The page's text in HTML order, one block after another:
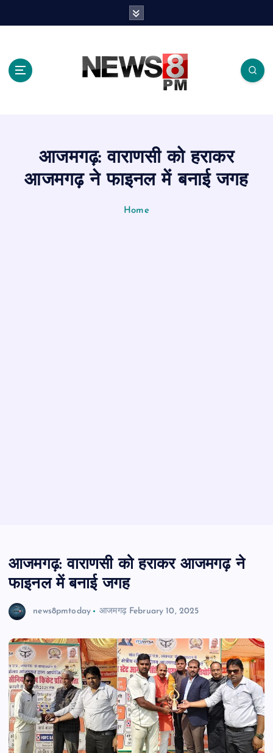
आजमगढ़: वाराणसी को हराकर
आजमगढ़ ने फाइनल में बनाई जगह
Home
आजमगढ़: वाराणसी को हराकर आजमगढ़ ने
फाइनल में बनाई जगह
news8pmtoday आजमगढ़ February 10, 2025